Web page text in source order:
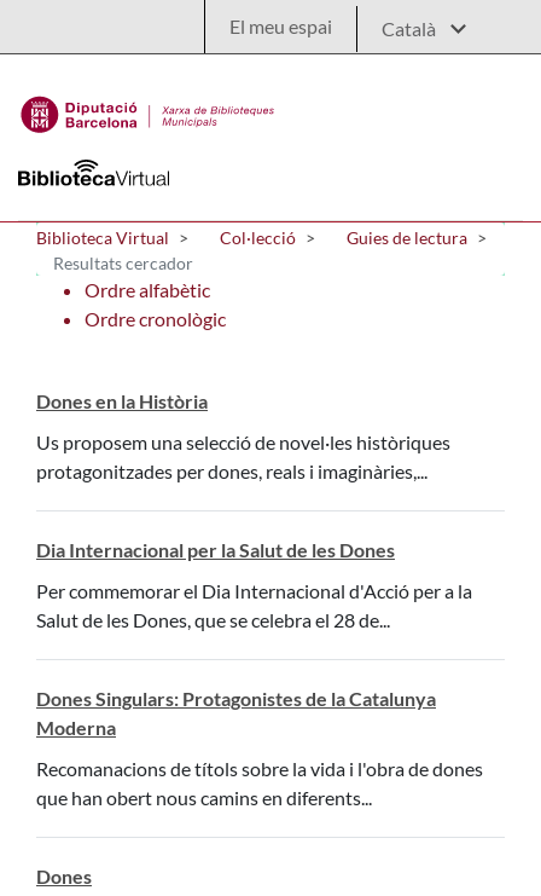
El meu espai
Biblioteca Virtual Col·lecció
Guies de lectura
Resultats cercador
Ordre alfabètic
Ordre cronològic
Dones en la Història
Us proposem una selecció de novel·les històriques
protagonitzades per dones, reals i imaginàries,...
Dia Internacional per la Salut de les Dones
Per commemorar el Dia Internacional d'Acció per a la
Salut de les Dones, que se celebra el 28 de...
Dones Singulars: Protagonistes de la Catalunya
Moderna
Recomanacions de títols sobre la vida i l'obra de dones
que han obert nous camins en diferents...
Dones